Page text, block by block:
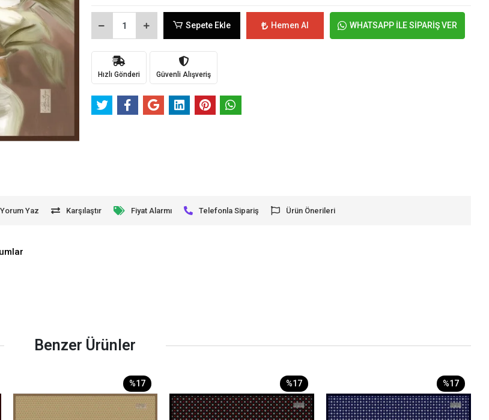
Sepete Ekle Hemen Al WHATSAPP İLE SİPARİŞ VER
Hızlı Gönderi Güvenli Alışveriş
Yorum Yaz Karşılaştır Fiyat Alarmı Telefonla Sipariş Ürün Önerileri
Benzer Ürünler
%17 %17 %17